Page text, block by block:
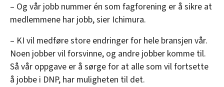
– Og vår jobb nummer én som fagforening er å sikre at
medlemmene har jobb, sier Ichimura.
– KI vil medføre store endringer for hele bransjen vår.
Noen jobber vil forsvinne, og andre jobber komme til.
Så vår oppgave er å sørge for at alle som vil fortsette
å jobbe i DNP, har muligheten til det.